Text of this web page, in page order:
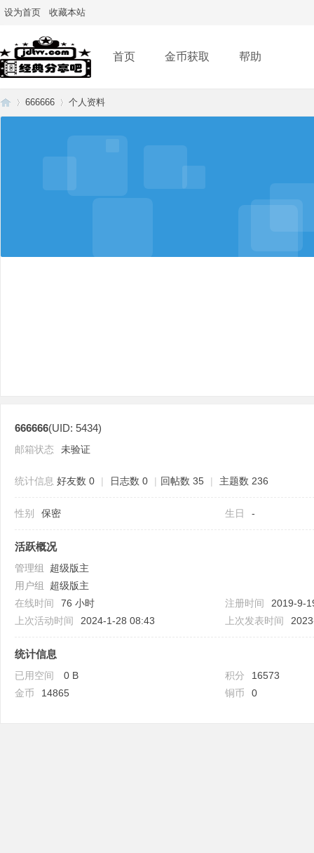
设为首页 收藏本站
首页 金币获取 帮助
666666 个人资料
666666(UID: 5434)
邮箱状态 未验证
统计信息 好友数 0 | 日志数 0 | 回帖数 35 | 主题数 236
性别 保密 生日 -
活跃概况
管理组 超级版主
用户组 超级版主
在线时间
76 小时 注册时间
2019-9-
上次活动时间
2024-1-28 08:43 上次发表时间
统计信息
已用空间 0 B 积分
16573
金币
14865 铜币 0